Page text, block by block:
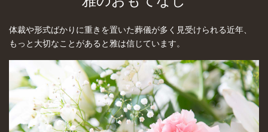
体裁や形式ばかりに重きを置いた葬儀が多く見受けられる近年、
もっと大切なことがあると雅は信じています。